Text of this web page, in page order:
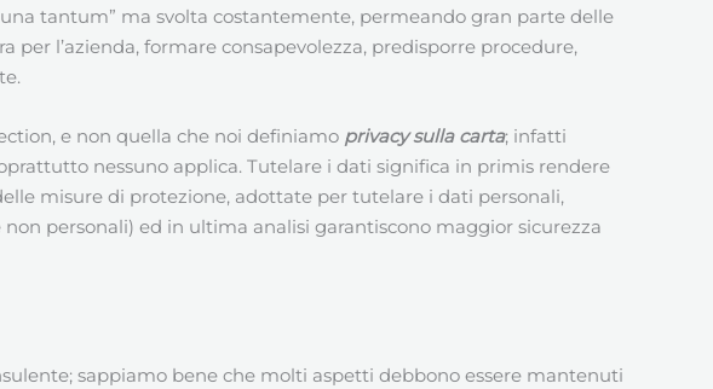
tantum” ma svolta costantemente, permeando gran parte delle
per l’azienda, formare consapevolezza, predisporre procedure,
e non quella che noi definiamo privacy sulla carta; infatti
nessuno applica. Tutelare i dati significa in primis rendere
misure di protezione, adottate per tutelare i dati personali,
personali) ed in ultima analisi garantiscono maggior sicurezza
sappiamo bene che molti aspetti debbono essere mantenuti